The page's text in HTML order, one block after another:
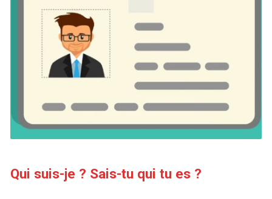
Qui suis-je ? Sais-tu qui tu es ?